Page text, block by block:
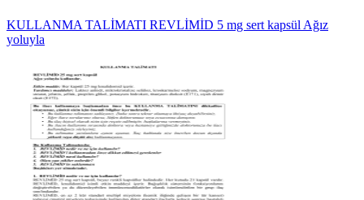
KULLANMA TALİMATI REVLİMİD 5 mg sert kapsül Ağız
yoluyla